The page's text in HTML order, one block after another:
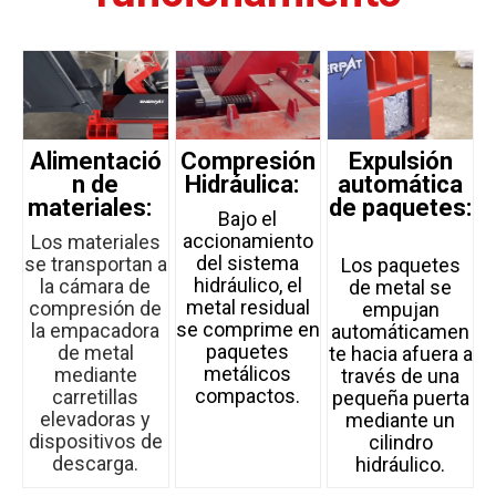
Alimentació
n de
materiales:
Los materiales
se transportan a
la cámara de
compresión de
la empacadora
de metal
mediante
carretillas
elevadoras y
dispositivos de
descarga.
Compresión
Hidráulica:
Bajo el
accionamiento
del sistema
hidráulico, el
metal residual
se comprime en
paquetes
metálicos
compactos.
Expulsión
automática
de paquetes:
Los paquetes
de metal se
empujan
automáticamen
te hacia afuera a
través de una
pequeña puerta
mediante un
cilindro
hidráulico.